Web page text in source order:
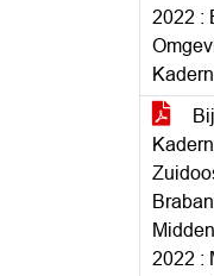
2022 :
2022 :